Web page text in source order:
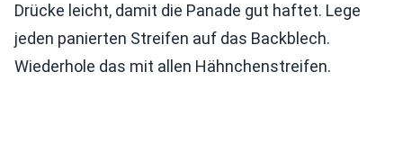
Drücke leicht, damit die Panade gut haftet. Lege
jeden panierten Streifen auf das Backblech.
Wiederhole das mit allen Hähnchenstreifen.